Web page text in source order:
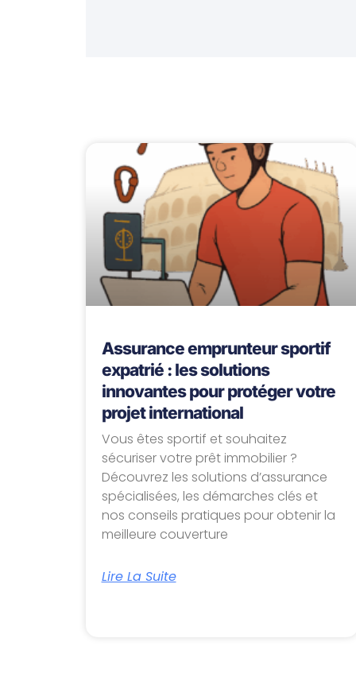
Assurance emprunteur sportif
expatrié : les solutions
innovantes pour protéger votre
projet international
Vous êtes sportif et souhaitez
sécuriser votre prêt immobilier ?
Découvrez les solutions d’assurance
spécialisées, les démarches clés et
nos conseils pratiques pour obtenir la
meilleure couverture
Lire La Suite